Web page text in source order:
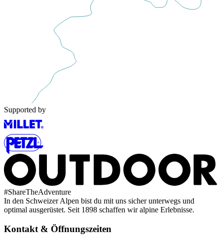
Supported by
#ShareTheAdventure
In den Schweizer Alpen bist du mit uns sicher unterwegs und
optimal ausgerüstet. Seit 1898 schaffen wir alpine Erlebnisse.
Kontakt & Öffnungszeiten